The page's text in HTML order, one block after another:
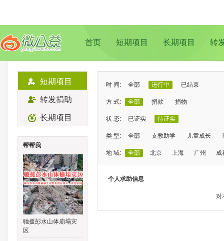
首页 短期项目 长期项目 转
短期项目
转发捐助
长期项目
帮帮我
驰援彭水山体崩塌灾
区
时 间: 全部 进行中 已结束
方 式: 全部 捐款 捐物
状 态: 已证实 待证实
类 型: 全部 支教助学 儿童成长
地 域: 全部 北京 上海 广州 成
个人求助信息
对